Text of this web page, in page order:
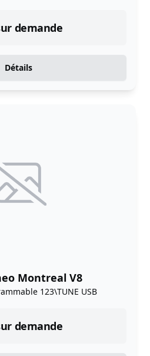
demande
Détails
Montreal V8
123\TUNE USB
demande